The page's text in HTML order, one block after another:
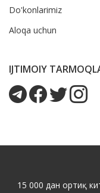
Do'konlarimiz
Aloqa uchun
IJTIMOIY
15 000 дан ортиқ